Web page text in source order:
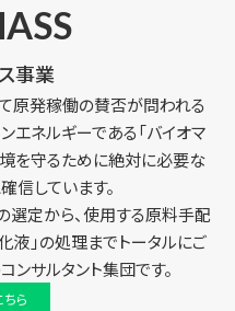
事業
原発稼働の賛否が問われる
エネルギーである「バイオマ
を守るために絶対に必要な
信しています。
選定から、使用する原料手配
液」の処理までトータルにご
ンサルタント集団です。
ら